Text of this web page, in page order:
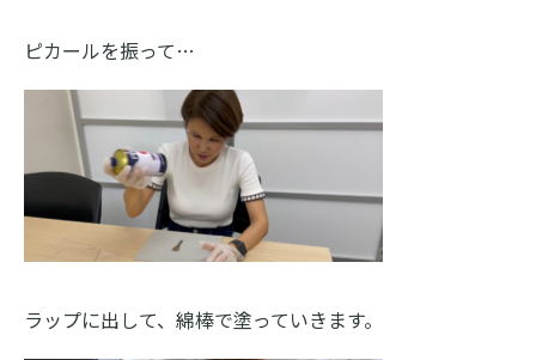
ピカールを振って…
ラップに出して、綿棒で塗っていきます。